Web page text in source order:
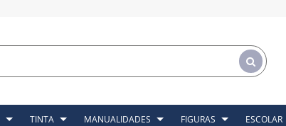
TINTA MANUALIDADES FIGURAS ESCOLAR